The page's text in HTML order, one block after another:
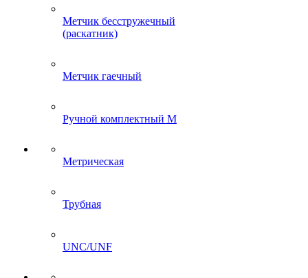
Метчик бесстружечный
(раскатник)
Метчик гаечный
Ручной комплектный M
Метрическая
Трубная
UNC/UNF